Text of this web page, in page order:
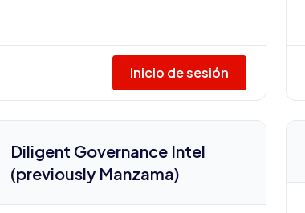
Inicio de sesión
Diligent Governance Intel
(previously Manzama)